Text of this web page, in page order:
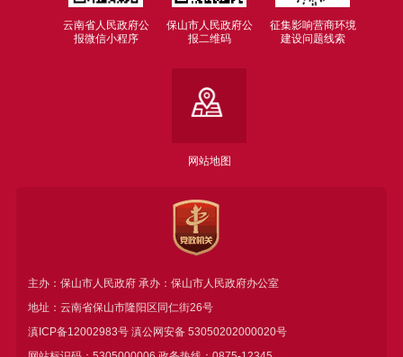
云南省人民政府公
报微信小程序
保山市人民政府公
报二维码
征集影响营商环境
建设问题线索
网站地图
主办：保山市人民政府 承办：保山市人民政府办公室
地址：云南省保山市隆阳区同仁街26号
滇ICP备12002983号滇公网安备 53050202000020号